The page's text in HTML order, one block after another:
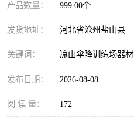
产品数量： 999.00个
发货地址： 河北省沧州盐山县
关键词： 凉山伞降训练场器材
发布日期： 2026-08-08
阅 读 量： 172